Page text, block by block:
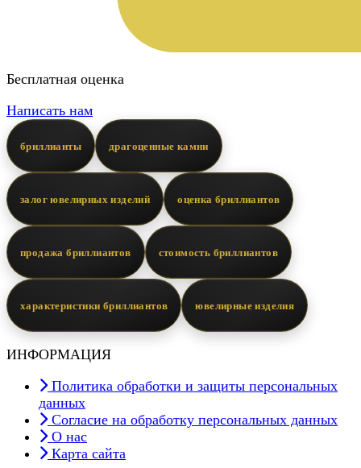
Бесплатная оценка
Написать нам
бриллианты драгоценные камни
залог ювелирных изделий оценка бриллиантов
продажа бриллиантов стоимость бриллиантов
характеристики бриллиантов ювелирные изделия
ИНФОРМАЦИЯ
Политика обработки и защиты персональных
данных
Согласие на обработку персональных данных
О нас
Карта сайта